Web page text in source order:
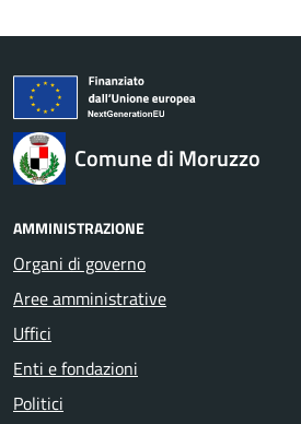
Comune di Moruzzo
AMMINISTRAZIONE
Organi di governo
Aree amministrative
Uffici
Enti e fondazioni
Politici